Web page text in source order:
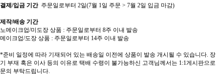
결제/입금 기간주문일로부터 2일(7월 1일 주문 > 7월 2일 입금 마감)
제작/배송 기간
노메이크업/미도장 상품 : 주문일로부터 8주 이내 발송
메이크업/도장 상품 : 주문일로부터 14주 이내 발송
*준비 일정에 따라 기재되어 있는 배송일 이전에 상품이 발송 개시될 수 있습니다. 장
기 부재 혹은 이사 등의 이유로 택배 수령이 불가능하신 고객님께서는 1:1게시판으로
문의 부탁드립니다.